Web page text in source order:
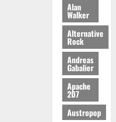
Alan
Walker
Alternative
Rock
Andreas
Gabalier
Apache
207
Austropop